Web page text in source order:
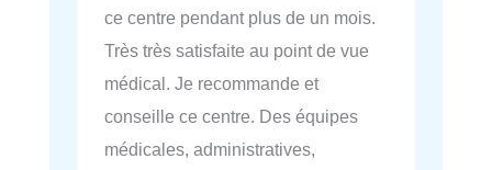
ce centre pendant plus de un mois.
Très très satisfaite au point de vue
médical. Je recommande et
conseille ce centre. Des équipes
médicales, administratives,